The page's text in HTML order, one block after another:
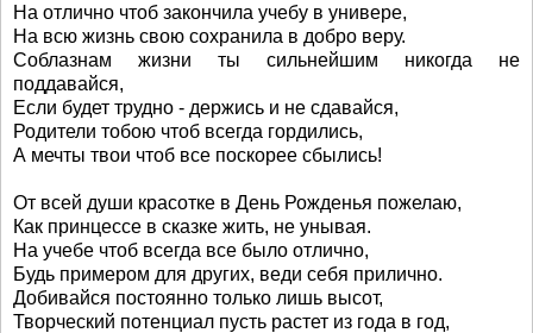
На отлично чтоб закончила учебу в универе,
На всю жизнь свою сохранила в добро веру.
Соблазнам жизни ты сильнейшим никогда не
поддавайся,
Если будет трудно - держись и не сдавайся,
Родители тобою чтоб всегда гордились,
А мечты твои чтоб все поскорее сбылись!
От всей души красотке в День Рожденья пожелаю,
Как принцессе в сказке жить, не унывая.
На учебе чтоб всегда все было отлично,
Будь примером для других, веди себя прилично.
Добивайся постоянно только лишь высот,
Творческий потенциал пусть растет из года в год,